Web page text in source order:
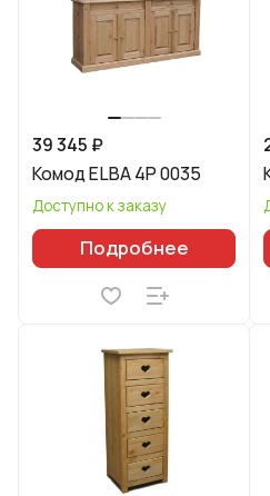
39 345 ₽
Комод ELBA 4P 0035
Доступно к заказу
Подробнее